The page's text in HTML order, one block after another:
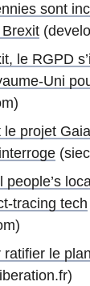
sont
le RGPD
Uni
le projet
people’s
tracing tech
le